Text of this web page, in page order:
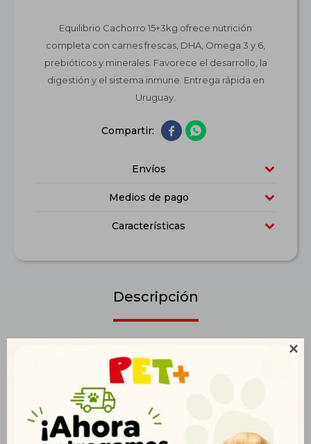

Equilibrio Cachorro 15+3kg ofrece nutrición
completa con carnes frescas, DHA, Omega 3 y 6,
prebióticos y minerales. Favorece el desarrollo, la
digestión y el sistema inmune. Entrega rápida en
Uruguay.
 
Envíos
Medios de pago
Características
Descripción
Equilibrio Cachorro 15+3kg es un alimento premium formulado
para garantizar un crecimiento saludable en cachorros de
todas las razas. Su receta con proteínas de alta calidad y
carnes frescas aporta los nutrientes esenciales para el
desarrollo muscular y la energía diaria. Enriquecido con DHA y
Omega 3 y 6, favorece el desarrollo del cerebro y la visión,